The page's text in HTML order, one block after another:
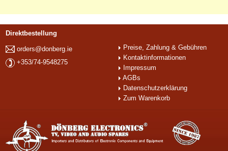
Direktbestellung
orders@donberg.ie
+353/74-9548275
Preise, Zahlung & Gebühren
Kontaktinformationen
Impressum
AGBs
Datenschutzerklärung
Zum Warenkorb